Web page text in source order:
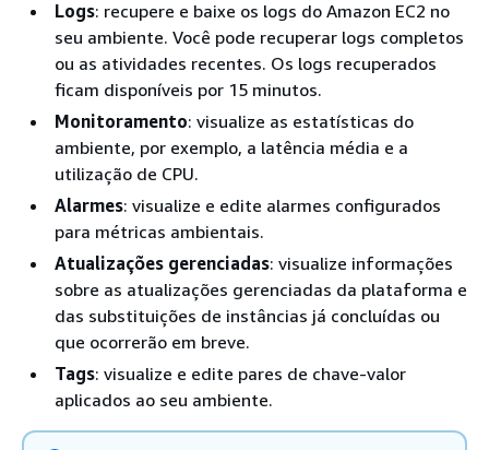
Logs: recupere e baixe os logs do Amazon EC2 no
seu ambiente. Você pode recuperar logs completos
ou as atividades recentes. Os logs recuperados
ficam disponíveis por 15 minutos.
Monitoramento: visualize as estatísticas do
ambiente, por exemplo, a latência média e a
utilização de CPU.
Alarmes: visualize e edite alarmes configurados
para métricas ambientais.
Atualizações gerenciadas: visualize informações
sobre as atualizações gerenciadas da plataforma e
das substituições de instâncias já concluídas ou
que ocorrerão em breve.
Tags: visualize e edite pares de chave-valor
aplicados ao seu ambiente.